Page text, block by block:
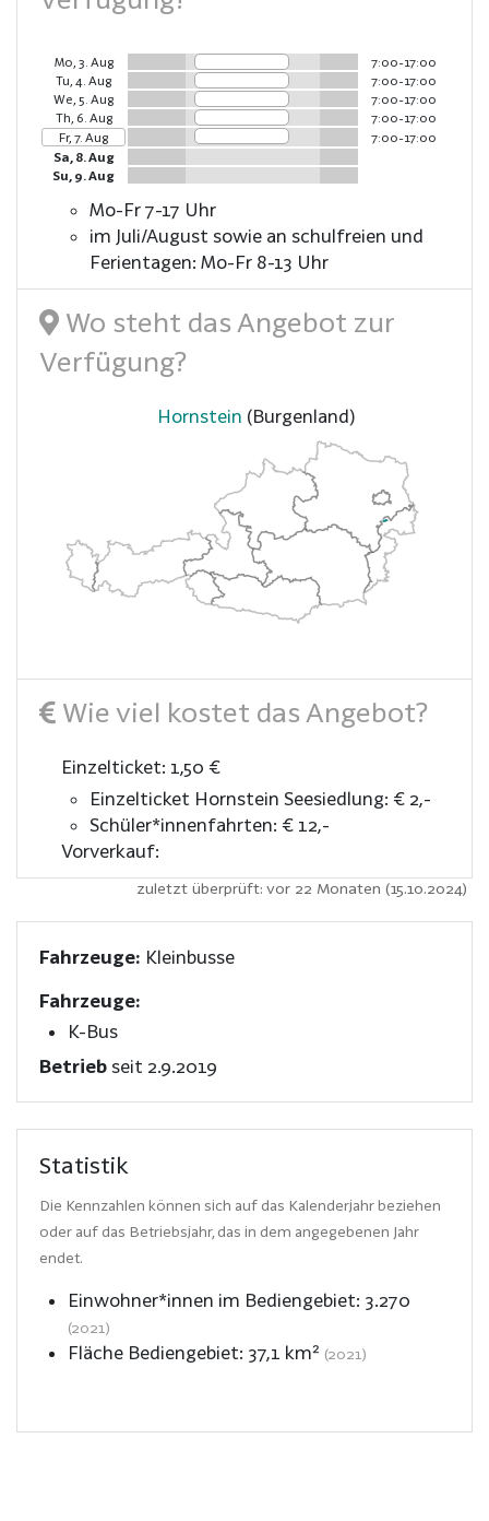
Mo, 3. Aug
7:00-17:00
Tu, 4. Aug
7:00-17:00
We, 5. Aug
7:00-17:00
Th, 6. Aug
7:00-17:00
Fr, 7. Aug
7:00-17:00
Sa, 8. Aug
Su, 9. Aug
Mo-Fr 7-17 Uhr
im Juli/August sowie an schulfreien und
Ferientagen: Mo-Fr 8-13 Uhr
Wo steht das Angebot zur
Verfügung?
Hornstein (Burgenland)
Wie viel kostet das Angebot?
Einzelticket: 1,50 €
Einzelticket Hornstein Seesiedlung: € 2,-
Schüler*innenfahrten: € 12,-
Vorverkauf:
zuletzt überprüft: vor 22 Monaten (15.10.2024)
Fahrzeuge: Kleinbusse
Fahrzeuge:
K-Bus
Betrieb seit 2.9.2019
Statistik
Die Kennzahlen können sich auf das Kalenderjahr beziehen
oder auf das Betriebsjahr, das in dem angegebenen Jahr
endet.
Einwohner*innen im Bediengebiet: 3.270
(2021)
Fläche Bediengebiet: 37,1 km² (2021)